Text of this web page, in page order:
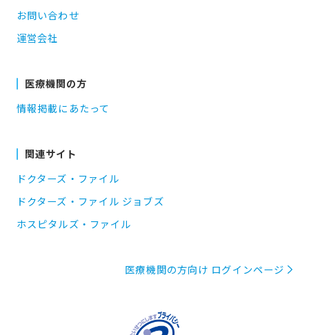
お問い合わせ
運営会社
医療機関の方
情報掲載にあたって
関連サイト
ドクターズ・ファイル
ドクターズ・ファイル ジョブズ
ホスピタルズ・ファイル
医療機関の方向け ログインページ